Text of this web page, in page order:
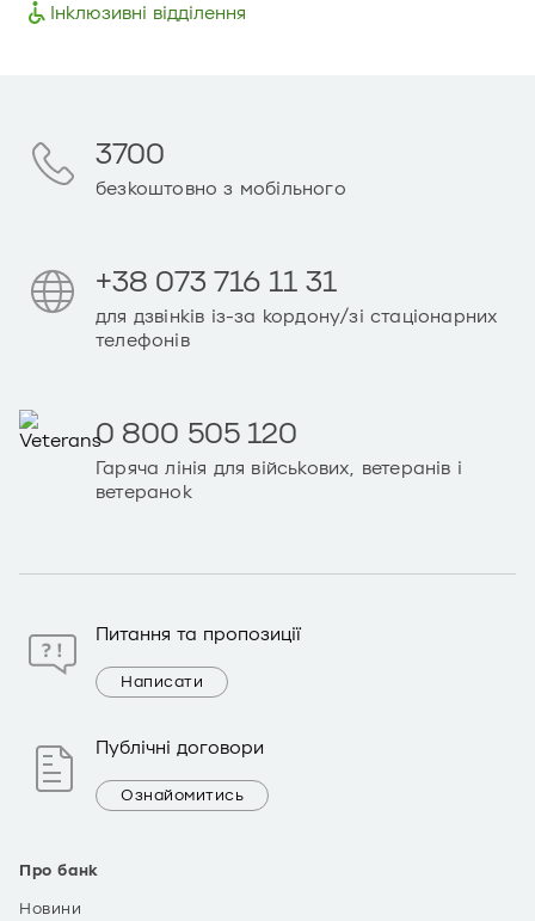
Інклюзивні відділення
Про банк
Новини
3700
безкоштовно з мобільного
+38 073 716 11 31
для дзвінків із-за кордону/зі стаціонарних
телефонів
0 800 505 120
Гаряча лінія для військових, ветеранів і
ветеранок
Питання та пропозиції
Написати
Публічні договори
Ознайомитись